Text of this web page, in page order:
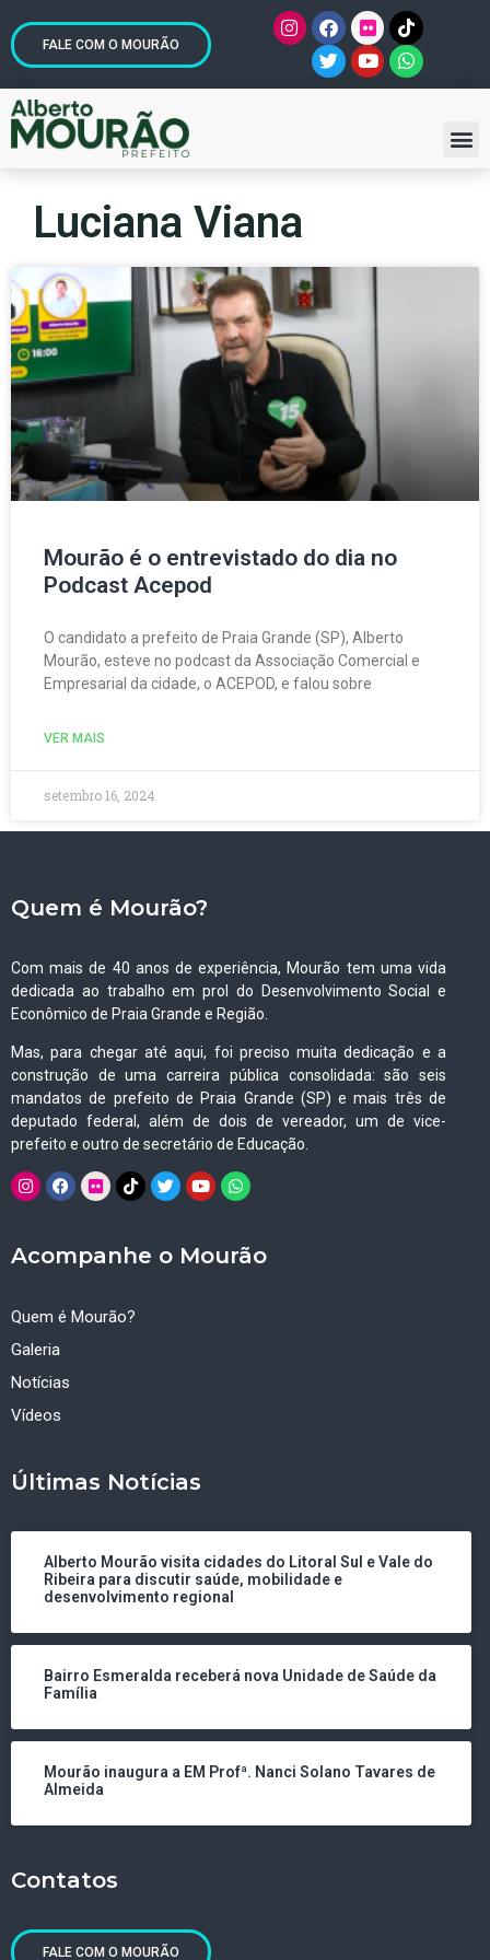
FALE COM O MOURÃO
Luciana Viana
Mourão é o entrevistado do dia no
Podcast Acepod
O candidato a prefeito de Praia Grande (SP), Alberto
Mourão, esteve no podcast da Associação Comercial e
Empresarial da cidade, o ACEPOD, e falou sobre
VER MAIS
setembro 16, 2024
Quem é Mourão?
Com mais de 40 anos de experiência, Mourão tem uma vida
dedicada ao trabalho em prol do Desenvolvimento Social e
Econômico de Praia Grande e Região.
Mas, para chegar até aqui, foi preciso muita dedicação e a
construção de uma carreira pública consolidada: são seis
mandatos de prefeito de Praia Grande (SP) e mais três de
deputado federal, além de dois de vereador, um de vice-
prefeito e outro de secretário de Educação.
Acompanhe o Mourão
Quem é Mourão?
Galeria
Notícias
Vídeos
Últimas Notícias
Alberto Mourão visita cidades do Litoral Sul e Vale do
Ribeira para discutir saúde, mobilidade e
desenvolvimento regional
Bairro Esmeralda receberá nova Unidade de Saúde da
Família
Mourão inaugura a EM Profª. Nanci Solano Tavares de
Almeida
Contatos
FALE COM O MOURÃO